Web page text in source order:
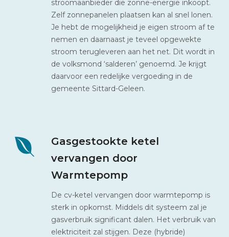
stroomaanbieder die zonne-energie inkoopt.
Zelf zonnepanelen plaatsen kan al snel lonen.
Je hebt de mogelijkheid je eigen stroom af te
nemen en daarnaast je teveel opgewekte
stroom terugleveren aan het net. Dit wordt in
de volksmond ‘salderen’ genoemd. Je krijgt
daarvoor een redelijke vergoeding in de
gemeente Sittard-Geleen.
Gasgestookte ketel
vervangen door
Warmtepomp
De cv-ketel vervangen door warmtepomp is
sterk in opkomst. Middels dit systeem zal je
gasverbruik significant dalen. Het verbruik van
elektriciteit zal stijgen. Deze (hybride)